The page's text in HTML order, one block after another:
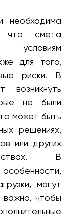
необходима
что смета
условиям
для того,
риски. В
возникнуть
не были
может быть
решениях,
или других
В
могут
важно, чтобы